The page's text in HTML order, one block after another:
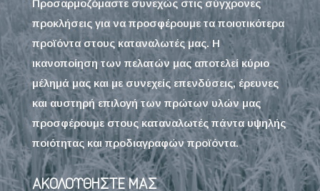
Προσαρμοζόμαστε συνεχώς στις σύγχρονες
προκλήσεις για να προσφέρουμε τα ποιοτικότερα
προϊόντα στους καταναλωτές μας. Η
ικανοποίηση των πελατών μας αποτελεί κύριο
μέλημά μας και με συνεχείς επενδύσεις, έρευνες
και αυστηρή επιλογή των πρώτων υλών μας
προσφέρουμε στους καταναλωτές πάντα υψηλής
ποιότητας και προδιαγραφών προϊόντα.
ΑΚΟΛΟΥΘΗΣΤΕ ΜΑΣ